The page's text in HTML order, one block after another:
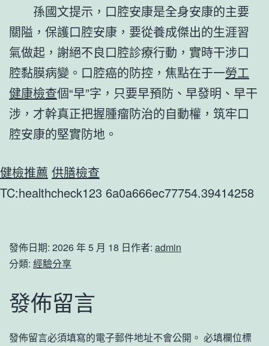
孫國文提示，口腔安康是全身安康的主要
關隘，保護口腔安康，要從養成傑出的生涯習
氣做起，謝絕不良口腔診療行動，實時干涉口
腔黏膜病變。口腔癌的防控，焦點在于一勞工
健康檢查個“早”字，只要早預防、早發明、早干
涉，才幹真正把握腫瘤防治的自動權，筑牢口
腔安康的堅實防地。
健檢推薦 供膳檢查
TC:healthcheck123 6a0a666ec77754.39414258
發佈日期: 2026 年 5 月 18 日作者: admin
分類: 經驗分享
發佈留言
發佈留言必須填寫的電子郵件地址不會公開。 必填欄位標